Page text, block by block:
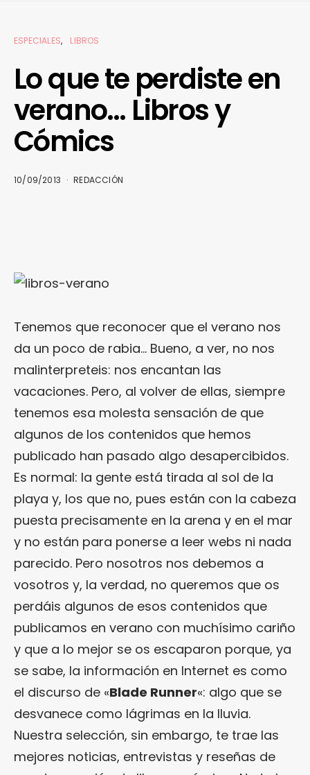
ESPECIALES LIBROS
Lo que te perdiste en
verano… Libros y
Cómics
10/09/2013 REDACCIÓN
Tenemos que reconocer que el verano nos
da un poco de rabia… Bueno, a ver, no nos
malinterpreteis: nos encantan las
vacaciones. Pero, al volver de ellas, siempre
tenemos esa molesta sensación de que
algunos de los contenidos que hemos
publicado han pasado algo desapercibidos.
Es normal: la gente está tirada al sol de la
playa y, los que no, pues están con la cabeza
puesta precisamente en la arena y en el mar
y no están para ponerse a leer webs ni nada
parecido. Pero nosotros nos debemos a
vosotros y, la verdad, no queremos que os
perdáis algunos de esos contenidos que
publicamos en verano con muchísimo cariño
y que a lo mejor se os escaparon porque, ya
se sabe, la información en Internet es como
el discurso de «Blade Runner«: algo que se
desvanece como lágrimas en la lluvia.
Nuestra selección, sin embargo, te trae las
mejores noticias, entrevistas y reseñas de